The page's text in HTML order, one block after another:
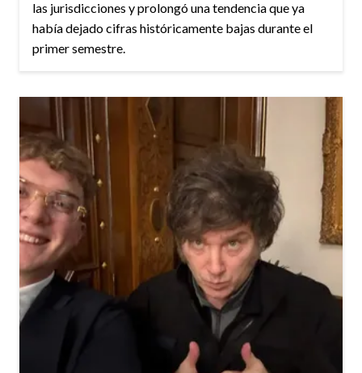
las jurisdicciones y prolongó una tendencia que ya
había dejado cifras históricamente bajas durante el
primer semestre.